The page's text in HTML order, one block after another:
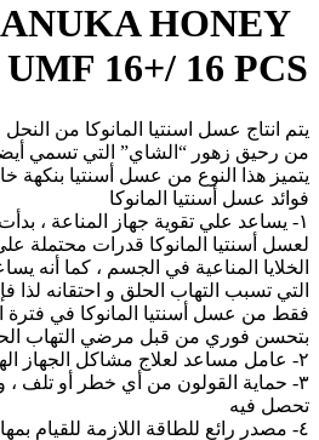
HONEY
16+/ 16 PCS
يتم انتاج عسل اسنتيا المانوكا من النحل
من رحيق زهور “الشاي” التي تسمي
يتميز هذا النوع من عسل أسنتيا
فوائد عسل أسنتيا المانوكا
١- يساعد علي تقوية جهاز المناعة ،
لعسل أسنتيا المانوكا قدرات محتملة
الخلايا المناعية في الجسم ، كما أنه
التي تسبب التهاب الحلق و احتقانه لذا
فقط من عسل أسنتيا المانوكا في
بتحسن فوري من قبل مرضي التهاب
٢- عامل مساعد لعلاج مشاكل الجهاز الهضمي
٣- حماية القولون من أي خطر أو تلف ، و
تحصل فيه
٤- مصدر رائع للطاقة اللازمة للقيام بمهامك اليومية المختلفة